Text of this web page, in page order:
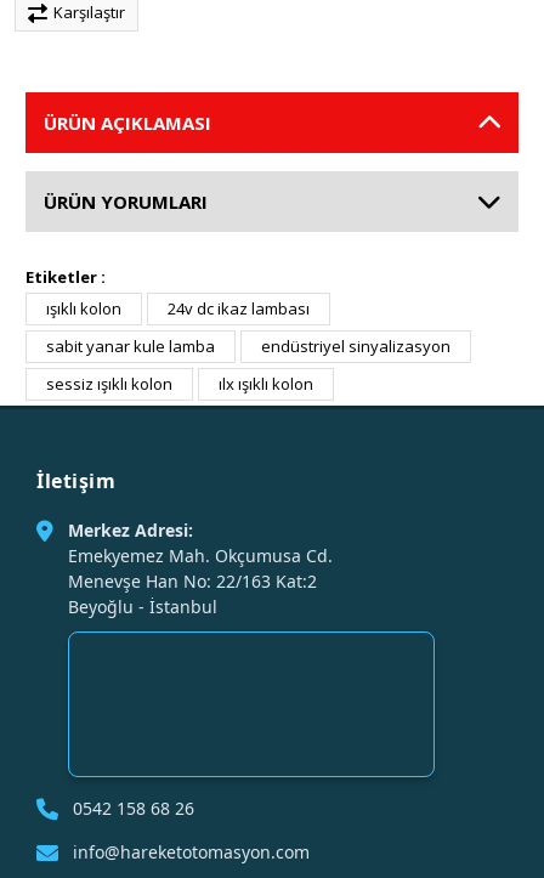
Karşılaştır
ÜRÜN AÇIKLAMASI
ÜRÜN YORUMLARI
Etiketler :
ışıklı kolon
24v dc ikaz lambası
sabit yanar kule lamba
endüstriyel sinyalizasyon
sessiz ışıklı kolon
ılx ışıklı kolon
İletişim
Merkez Adresi:
Emekyemez Mah. Okçumusa Cd.
Menevşe Han No: 22/163 Kat:2
Beyoğlu - İstanbul
0542 158 68 26
info@hareketotomasyon.com